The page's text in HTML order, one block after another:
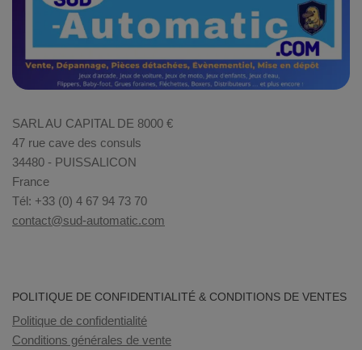
SARL AU CAPITAL DE 8000 €
47 rue cave des consuls
34480 - PUISSALICON
France
Tél: +33 (0) 4 67 94 73 70
contact@sud-automatic.com
POLITIQUE DE CONFIDENTIALITÉ & CONDITIONS DE VENTES
Politique de confidentialité
Conditions générales de vente